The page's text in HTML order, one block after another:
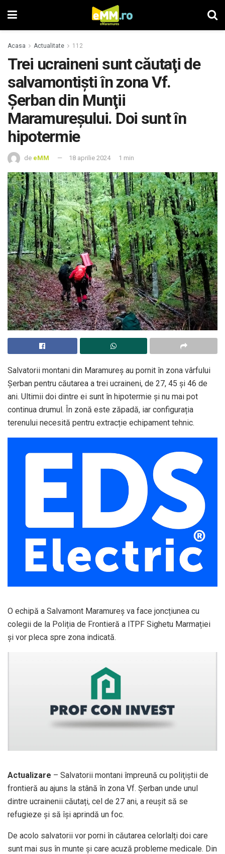
Acasa Actualitate 112
Trei ucraineni sunt căutaţi de
salvamontiști în zona Vf.
Şerban din Munţii
Maramureşului. Doi sunt în
hipotermie
de eMM 18 aprilie 2024 1 min
Salvatorii montani din Maramureș au pornit în zona vârfului
Șerban pentru căutarea a trei ucraineni, de 27, 45 și 46 de
ani. Ultimii doi dintre ei sunt în hipotermie și nu mai pot
continua drumul. În zonă este zăpadă, iar configurația
terenului necesită pentru extracție echipament tehnic.
O echipă a Salvamont Maramureș va face joncțiunea cu
colegii de la Poliția de Frontieră a ITPF Sighetu Marmației
și vor pleca spre zona indicată.
Actualizare – Salvatorii montani împreună cu poliţiştii de
frontieră au ajuns la stână în zona Vf. Șerban unde unul
dintre ucrainenii căutați, cel de 27 ani, a reușit să se
refugieze și să își aprindă un foc.
De acolo salvatorii vor porni în căutarea celorlalți doi care
sunt mai sus în munte și care acuză probleme medicale. Din